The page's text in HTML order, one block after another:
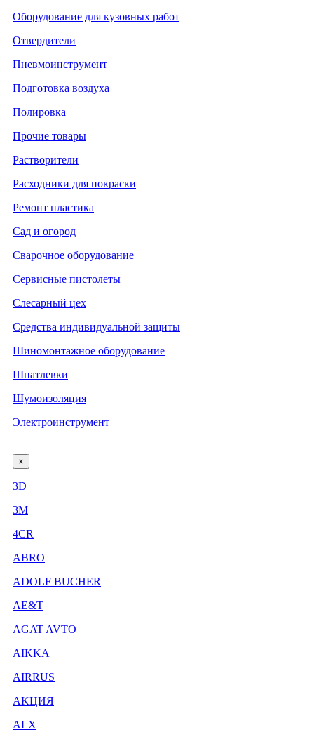
Оборудование для кузовных работ
Отвердители
Пневмоинструмент
Подготовка воздуха
Полировка
Прочие товары
Растворители
Расходники для покраски
Ремонт пластика
Сад и огород
Сварочное оборудование
Сервисные пистолеты
Слесарный цех
Средства индивидуальной защиты
Шиномонтажное оборудование
Шпатлевки
Шумоизоляция
Электроинструмент
×
3D
3М
4CR
ABRO
ADOLF BUCHER
AE&T
AGAT AVTO
AIKKA
AIRRUS
AKЦИЯ
ALX